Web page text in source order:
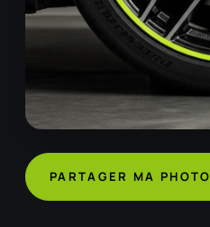
PARTAGER MA PHOTO